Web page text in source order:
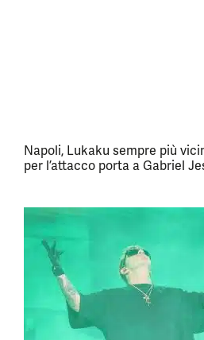
Napoli, Lukaku sempre più
per l’attacco porta a Gabriel